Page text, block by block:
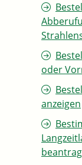
oder
anzeigen